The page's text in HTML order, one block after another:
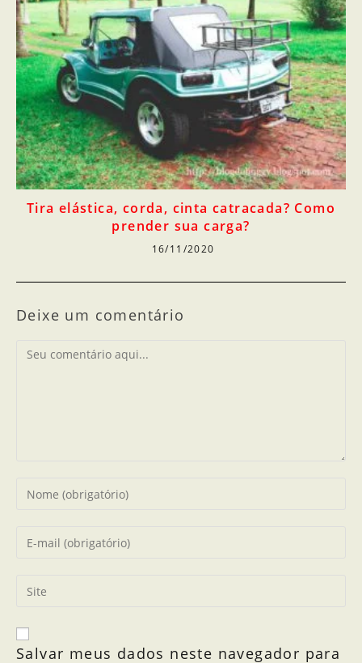
Tira elástica, corda, cinta catracada? Como
prender sua carga?
16/11/2020
Deixe um comentário
Salvar meus dados neste navegador para